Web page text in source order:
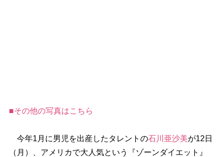
■その他の写真はこちら
今年1月に男児を出産したタレントの石川亜沙美が12日
（月）、アメリカで大人気という『ゾーンダイエット』